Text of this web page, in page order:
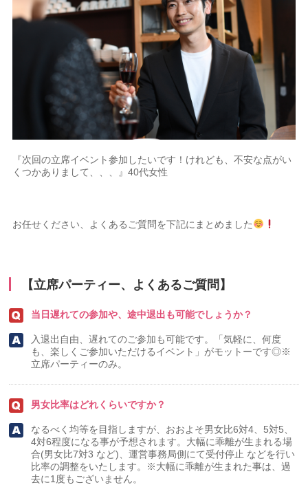
『次回の立席イベント参加したいです！けれども、不安な点がい
くつかありまして、、、』40代女性
お任せください、よくあるご質問を下記にまとめました
【立席パーティー、よくあるご質問】
当日遅れての参加や、途中退出も可能でしょうか？
入退出自由、遅れてのご参加も可能です。「気軽に、何度
も、楽しくご参加いただけるイベント」がモットーです◎※
立席パーティーのみ。
男女比率はどれくらいですか？
なるべく均等を目指しますが、おおよそ男女比6対4、5対5、
4対6程度になる事が予想されます。大幅に乖離が生まれる場
合(男女比7対3 など)、運営事務局側にて受付停止 などを行い
比率の調整をいたします。※大幅に乖離が生まれた事は、過
去に1度もございません。